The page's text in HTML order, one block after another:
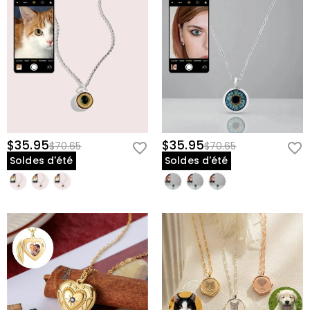
De nombreux clients créent des pendentifs pour honorer et se
souvenir de leurs animaux bien-aimés, gardant leur mémoire près
du cœur.
Combien de temps faut-il pour recevoir mon pendentif
Le temps de production varie ; veuillez consulter les
détails du produit pour les délais spécifiques. Commandez à
Quelle finition métallique est la plus belle, argent ou or ?Les deux
sont magnifiques—l'argent offre un look moderne et classique,
tandis que l'or apporte chaleur et élégance. Choisissez selon votre
style de bijoux personnel.
un cadeau idéal pour quiconque adore son animal et souhaite
célébrer son compagnon d'une manière unique et portable.
Célébrez Votre Animal en Argent ou en Or
Votre animal mérite d'être célébré, honoré et rappelé. Commandez
votre collier pendentif animal personnalisé aujourd'hui et gardez
$35.95$70.65
Soldes d'été
$35.95$70.65
Soldes d'été